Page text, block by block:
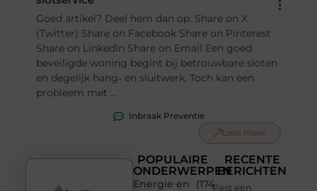
Goed artikel? Deel hem dan op: Share on X
(Twitter) Share on Facebook Share on Pinterest
Share on LinkedIn Share on Email Een goed
beveiligde woning begint bij betrouwbare sloten
en degelijk hang- en sluitwerk. Toch kan een
probleem met ...
Inbraak Preventie
Lees meer
POPULAIRE
ONDERWERPEN
Energie en
(174
RECENTE
BERICHTEN
Past een